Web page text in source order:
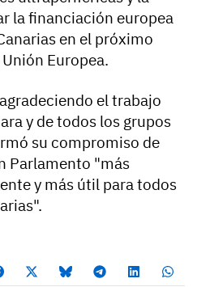
la financiación europea
en el próximo
Europea.
el trabajo
y de todos los grupos
su compromiso de
Parlamento "más
y más útil para todos